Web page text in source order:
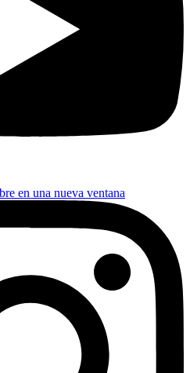
en una nueva ventana